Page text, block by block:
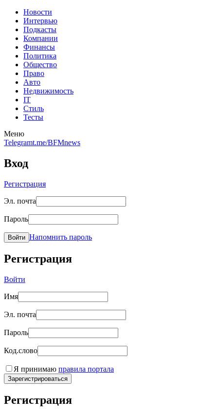
Новости
Интервью
Подкасты
Компании
Финансы
Политика
Общество
Право
Авто
Недвижимость
IT
Стиль
Тесты
Меню
Telegramt.me/BFMnews
Вход
Регистрация
Эл. почта
Пароль
Войти Напомнить пароль
Регистрация
Войти
Имя
Эл. почта
Пароль
Код.слово
Я принимаю правила портала
Зарегистрироваться
Регистрация